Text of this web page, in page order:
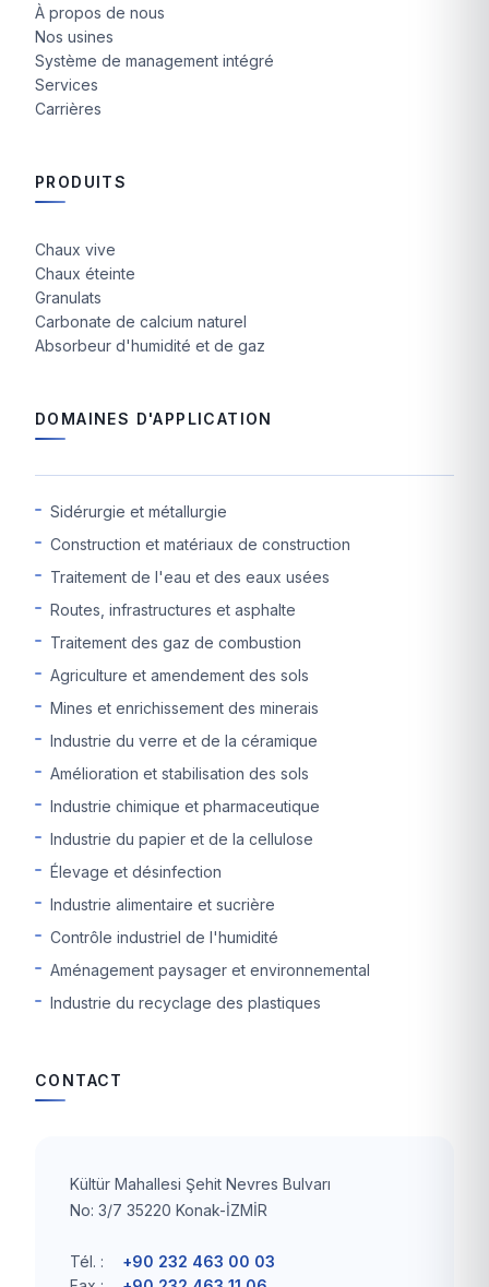
À propos de nous
Nos usines
Système de management intégré
Services
Carrières
PRODUITS
Chaux vive
Chaux éteinte
Granulats
Carbonate de calcium naturel
Absorbeur d'humidité et de gaz
DOMAINES D'APPLICATION
Sidérurgie et métallurgie
Construction et matériaux de construction
Traitement de l'eau et des eaux usées
Routes, infrastructures et asphalte
Traitement des gaz de combustion
Agriculture et amendement des sols
Mines et enrichissement des minerais
Industrie du verre et de la céramique
Amélioration et stabilisation des sols
Industrie chimique et pharmaceutique
Industrie du papier et de la cellulose
Élevage et désinfection
Industrie alimentaire et sucrière
Contrôle industriel de l'humidité
Aménagement paysager et environnemental
Industrie du recyclage des plastiques
CONTACT
Kültür Mahallesi Şehit Nevres Bulvarı
No: 3/7 35220 Konak-İZMİR
Tél. :
+90 232 463 00 03